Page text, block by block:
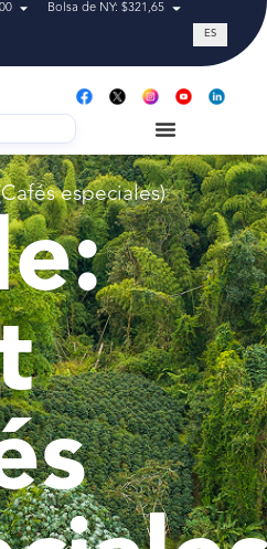
Bolsa de NY: $321,65 Tasa de
ES
especiales)